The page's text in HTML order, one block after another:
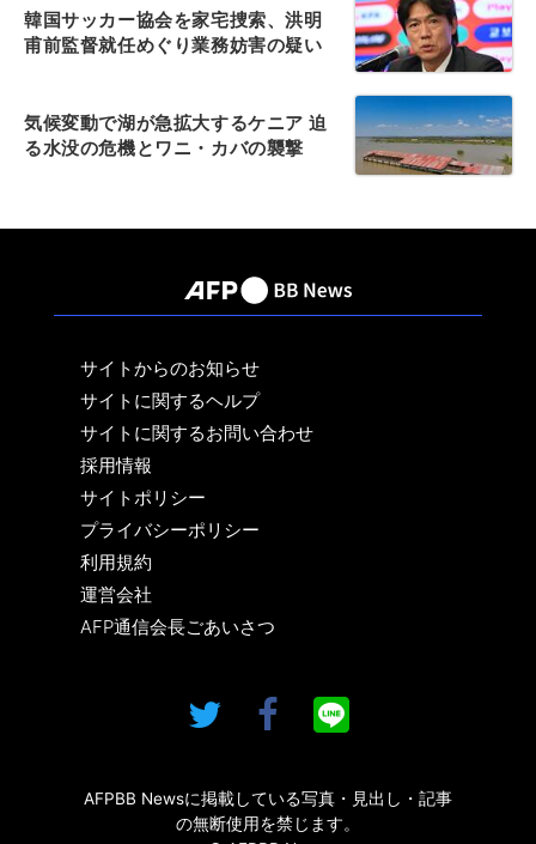
韓国サッカー協会を家宅捜索、洪明
甫前監督就任めぐり業務妨害の疑い
気候変動で湖が急拡大するケニア 迫
る水没の危機とワニ・カバの襲撃
サイトからのお知らせ
サイトに関するヘルプ
サイトに関するお問い合わせ
採用情報
サイトポリシー
プライバシーポリシー
利用規約
運営会社
AFP通信会長ごあいさつ
AFPBB Newsに掲載している写真・見出し・記事
の無断使用を禁じます。